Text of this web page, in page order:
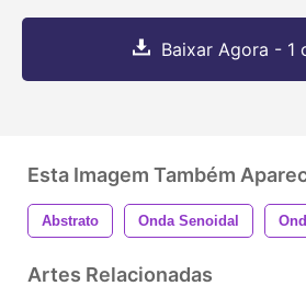
Baixar Agora - 1
Esta Imagem Também
Abstrato Onda Senoidal
Artes Relacionadas